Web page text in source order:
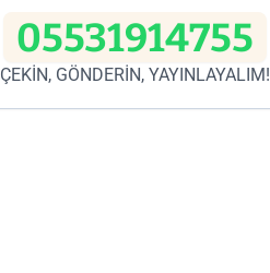
05531914755
ÇEKİN, GÖNDERİN, YAYINLAYALIM!